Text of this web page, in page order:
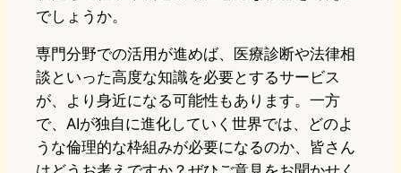
でしょうか。
専門分野での活用が進めば、医療診断や法律相
談といった高度な知識を必要とするサービス
が、より身近になる可能性もあります。一方
で、AIが独自に進化していく世界では、どのよ
うな倫理的な枠組みが必要になるのか、皆さん